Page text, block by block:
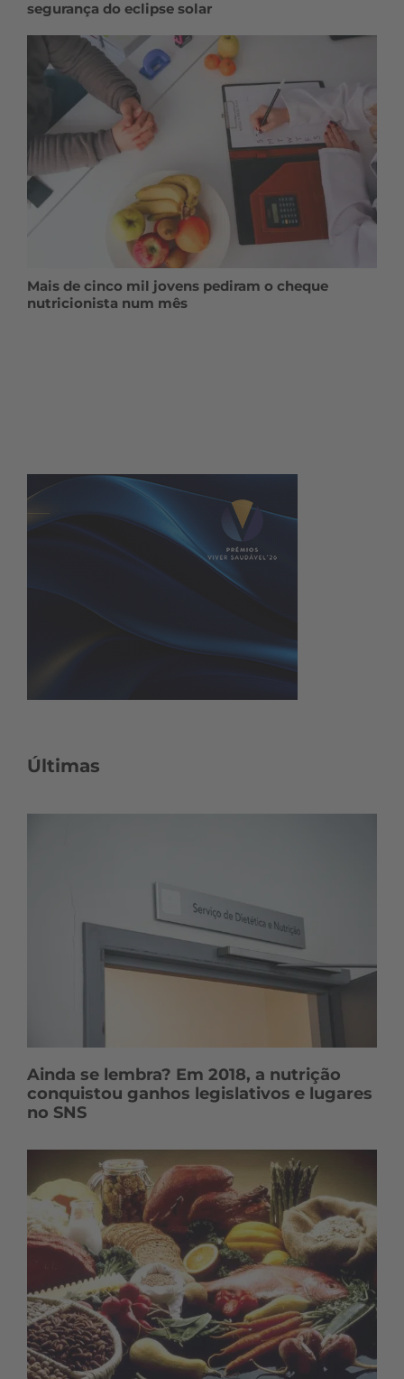
segurança do eclipse solar
Mais de cinco mil jovens pediram o cheque
nutricionista num mês
Últimas
Ainda se lembra? Em 2018, a nutrição
conquistou ganhos legislativos e lugares
no SNS